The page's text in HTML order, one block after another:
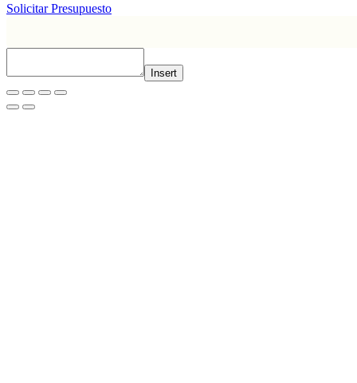
Solicitar Presupuesto
Insert